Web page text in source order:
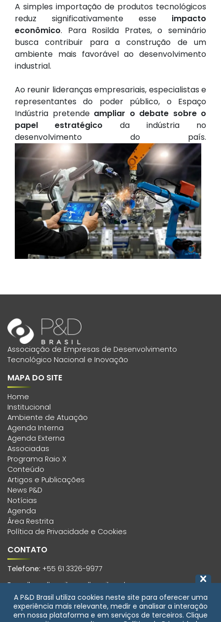
A simples importação de produtos tecnológicos
reduz significativamente esse impacto
econômico. Para Rosilda Prates, o seminário
busca contribuir para a construção de um
ambiente mais favorável ao desenvolvimento
industrial.
Ao reunir lideranças empresariais, especialistas e
representantes do poder público, o Espaço
Indústria pretende ampliar o debate sobre o
papel estratégico da indústria no
desenvolvimento do país.
Associação de Empresas de Desenvolvimento
Tecnológico Nacional e Inovação
MAPA DO SITE
Home
Institucional
Ambiente de Atuação
Agenda Interna
Agenda Externa
Associadas
Programa Raio X
Conteúdo
Artigos e Publicações
News P&D
Notícias
Agenda
Área Restrita
Política de Privacidade e Cookies
CONTATO
Telefone: +55 61 3326-9977
E-mail: pedbrasil@pedbrasil.org.br
Endereço:
SCS, Quadra 01, Bloco H, Edifício Morro Vermelho, 6º andar,
A P&D Brasil utiliza cookies neste site para oferecer uma
experiência mais relevante, medir e analisar a interação
em nossa plataforma e em serviços de terceiros. Clique